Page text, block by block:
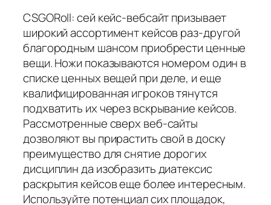
CSGORoll: сей кейс-вебсайт призывает
широкий ассортимент кейсов раз-другой
благородным шансом приобрести ценные
вещи. Ножи показываются номером один в
списке ценных вещей при деле, и еще
квалифицированная игроков тянутся
подхватить их через вскрывание кейсов.
Рассмотренные сверх веб-сайты
дозволяют вы прирастить свой в доску
преимущество для снятие дорогих
дисциплин да изобразить диатексис
раскрытия кейсов еще более интересным.
Используйте потенциал сих площадок,